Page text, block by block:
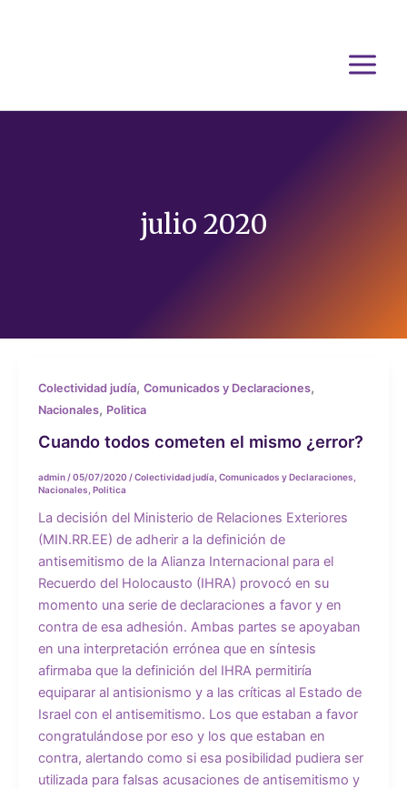
julio 2020
Colectividad judía, Comunicados y Declaraciones,
Nacionales, Politica
Cuando todos cometen el mismo ¿error?
admin /05/07/2020 /Colectividad judía Comunicados y Declaraciones
Nacionales Politica
La decisión del Ministerio de Relaciones Exteriores
(MIN.RR.EE) de adherir a la definición de
antisemitismo de la Alianza Internacional para el
Recuerdo del Holocausto (IHRA) provocó en su
momento una serie de declaraciones a favor y en
contra de esa adhesión. Ambas partes se apoyaban
en una interpretación errónea que en síntesis
afirmaba que la definición del IHRA permitiría
equiparar al antisionismo y a las críticas al Estado de
Israel con el antisemitismo. Los que estaban a favor
congratulándose por eso y los que estaban en
contra, alertando como si esa posibilidad pudiera ser
utilizada para falsas acusaciones de antisemitismo y